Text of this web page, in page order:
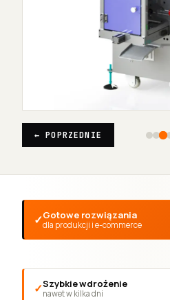
← POPRZEDNIE
Gotowe rozwiązania
dla produkcji i e-commerce
Szybkie wdrożenie
nawet w kilka dni